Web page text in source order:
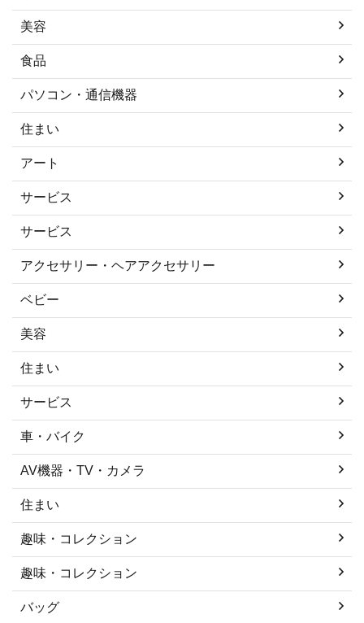
美容
食品
パソコン・通信機器
住まい
アート
サービス
サービス
アクセサリー・ヘアアクセサリー
ベビー
美容
住まい
サービス
車・バイク
AV機器・TV・カメラ
住まい
趣味・コレクション
趣味・コレクション
バッグ